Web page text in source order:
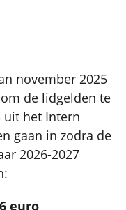
november 2025
de lidgelden te
uit het Intern
gaan in zodra de
2026-2027
6 euro